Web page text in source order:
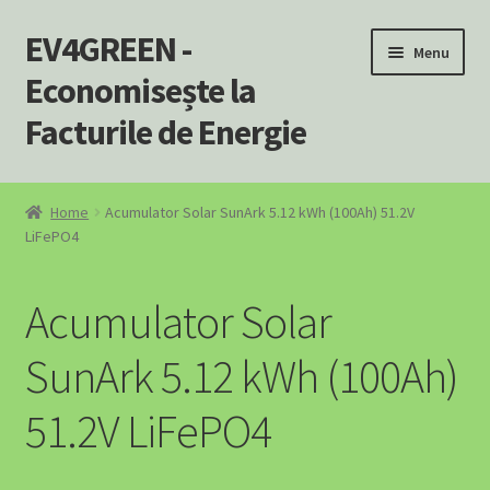
Skip
to
navigation
Skip
to
content
EV4GREEN -
Economisește la
Facturile de Energie
Menu
Home
Încărcătoare EV – Soluții Complete pentru Mașina Ta
SOLUȚII EV PENTRU AFACERI
SOLUȚII EV PENTRU BENZINĂRII ȘI STAȚII PECO
A Powerhouse for Every Home: Your Emergency Backup
Home
Acumulator Solar SunArk 5.12 kWh (100Ah) 51.2V
LiFePO4
Acumulator Solar
SunArk 5.12 kWh (100Ah)
51.2V LiFePO4